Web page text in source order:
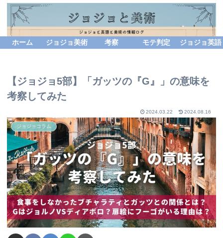
ホーム ジョジョ美術 考察 モテ判定 ジョジョ英語
【ジョジョ5部】「ガッツの『G』」の意味を
考察してみた
2024.03.22 2024.08.16
ジョジョコラム